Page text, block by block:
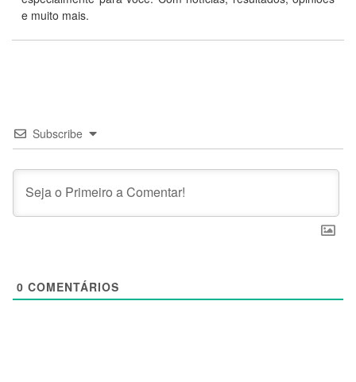
e muito mais.
Subscribe
0 COMENTÁRIOS